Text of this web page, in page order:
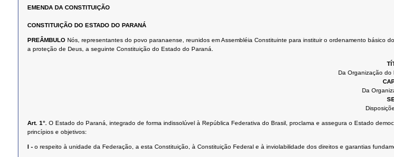
EMENDA DA CONSTITUIÇÃO
CONSTITUIÇÃO DO ESTADO DO PARANÁ
PREÂMBULO Nós, representantes do povo paranaense, reunidos em Assembléia Constituinte para instituir o ordenamento
a proteção de Deus, a seguinte Constituição do Estado do Paraná.
Da Organização do
Da
Art. 1°. O Estado do Paraná, integrado de forma indissolúvel à República Federativa do Brasil, proclama e assegura o Estado
princípios e objetivos:
I - o respeito à unidade da Federação, a esta Constituição, à Constituição Federal e à inviolabilidade dos direitos e garantias